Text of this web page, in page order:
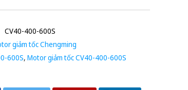
CV40-400-600S
giảm tốc Chengming
600S, Motor giảm tốc CV40-400-600S